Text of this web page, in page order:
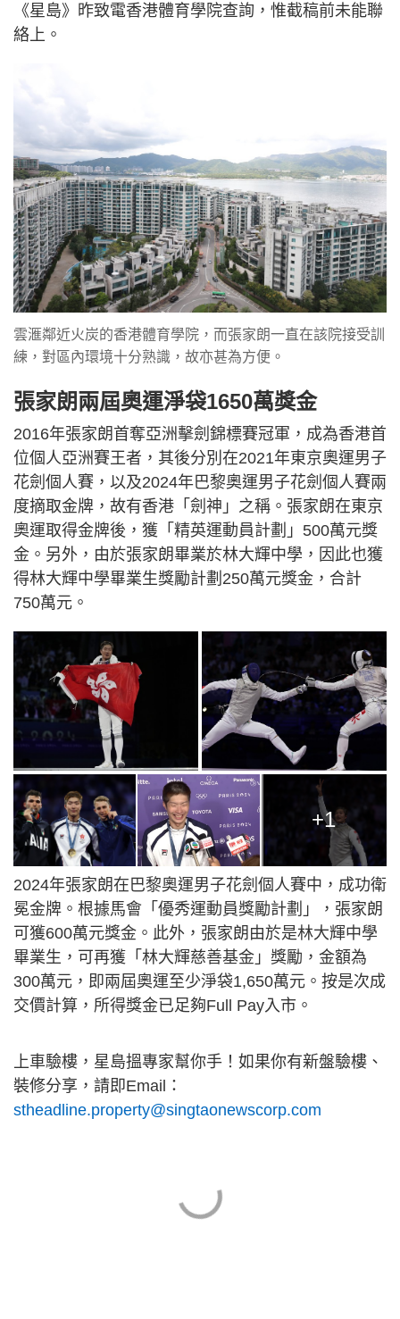
《星島》昨致電香港體育學院查詢，惟截稿前未能聯
絡上。
雲滙鄰近火炭的香港體育學院，而張家朗一直在該院接受訓
練，對區內環境十分熟識，故亦甚為方便。
張家朗兩屆奧運淨袋1650萬獎金
2016年張家朗首奪亞洲擊劍錦標賽冠軍，成為香港首
位個人亞洲賽王者，其後分別在2021年東京奧運男子
花劍個人賽，以及2024年巴黎奧運男子花劍個人賽兩
度摘取金牌，故有香港「劍神」之稱。張家朗在東京
奧運取得金牌後，獲「精英運動員計劃」500萬元獎
金。另外，由於張家朗畢業於林大輝中學，因此也獲
得林大輝中學畢業生獎勵計劃250萬元獎金，合計
750萬元。
+1
2024年張家朗在巴黎奧運男子花劍個人賽中，成功衛
冕金牌。根據馬會「優秀運動員獎勵計劃」，張家朗
可獲600萬元獎金。此外，張家朗由於是林大輝中學
畢業生，可再獲「林大輝慈善基金」獎勵，金額為
300萬元，即兩屆奧運至少淨袋1,650萬元。按是次成
交價計算，所得獎金已足夠Full Pay入市。
上車驗樓，星島搵專家幫你手！如果你有新盤驗樓、
裝修分享，請即Email：
stheadline.property@singtaonewscorp.com